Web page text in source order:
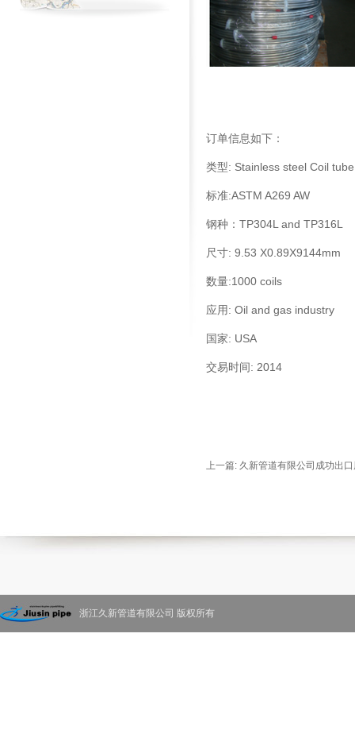
订单信息如下：
类型: Stainless steel Coil tube
标准:ASTM A269 AW
钢种：TP304L and TP316L
尺寸: 9.53 X0.89X9144mm
数量:1000 coils
应用: Oil and gas industry
国家: USA
交易时间: 2014
上一篇: 久新管道有限公司成功出
浙江久新管道有限公司 版权所有